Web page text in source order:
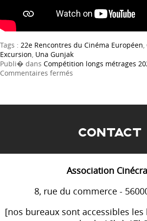
Tags : 22e Rencontres du Cinéma Européen,
Excursion, Una Gunjak
Publi� dans Compétition longs métrages
Commentaires fermés
CONTACT
Association
8, rue du commerce -
[nos bureaux sont accessibles